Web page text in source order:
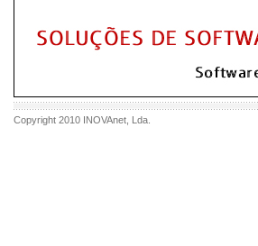
Copyright 2010 INOVAnet , Lda.